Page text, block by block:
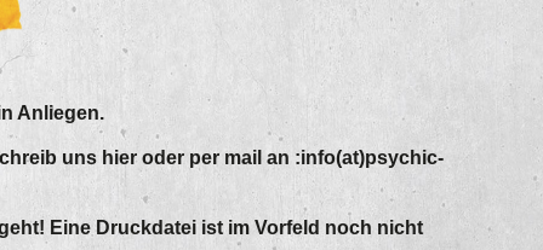
Anliegen.
uns hier oder per mail an :info(at)psychic-
Eine Druckdatei ist im Vorfeld noch nicht